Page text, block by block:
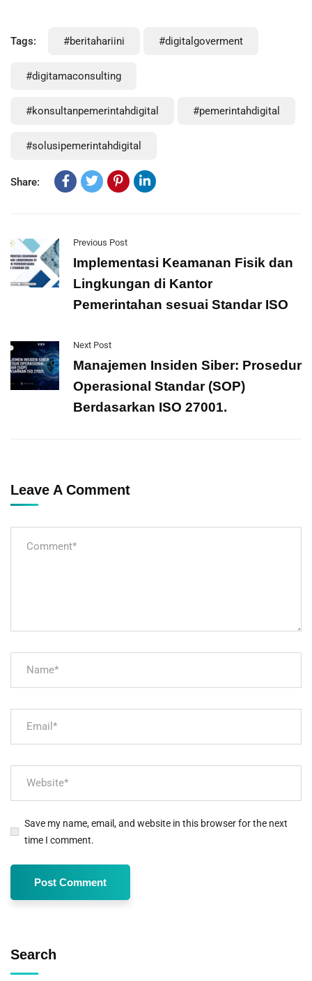
Tags: #beritahariini #digitalgoverment
#digitamaconsulting
#konsultanpemerintahdigital #pemerintahdigital
#solusipemerintahdigital
Share:
Previous Post
Implementasi Keamanan Fisik dan
Lingkungan di Kantor
Pemerintahan sesuai Standar ISO
Next Post
Manajemen Insiden Siber: Prosedur
Operasional Standar (SOP)
Berdasarkan ISO 27001.
Leave A Comment
Save my name, email, and website in this browser for the next
time I comment.
Search